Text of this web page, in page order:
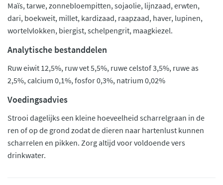
Maïs, tarwe, zonnebloempitten, sojaolie, lijnzaad, erwten,
dari, boekweit, millet, kardizaad, raapzaad, haver, lupinen,
wortelvlokken, biergist, schelpengrit, maagkiezel.
Analytische bestanddelen
Ruw eiwit 12,5%, ruw vet 5,5%, ruwe celstof 3,5%, ruwe as
2,5%, calcium 0,1%, fosfor 0,3%, natrium 0,02%
Voedingsadvies
Strooi dagelijks een kleine hoeveelheid scharrelgraan in de
ren of op de grond zodat de dieren naar hartenlust kunnen
scharrelen en pikken. Zorg altijd voor voldoende vers
drinkwater.